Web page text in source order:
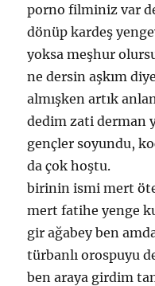
porno filminiz var
dönüp kardeş
yoksa meşhur
ne dersin aşkım
almışken artık
dedim zati derman
gençler soyundu,
da çok hoştu.
birinin ismi mert
mert fatihe yenge
gir ağabey ben
türbanlı orospuyu
ben araya girdim